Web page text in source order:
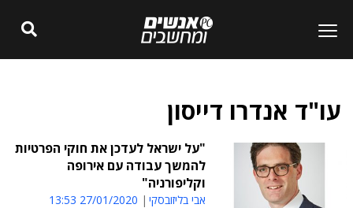
עו"ד אנדרו דייסון
"על ישראל לעדכן את חוקי הפרטיות
להמשך עבודה עם אירופה
וקליפורניה"
אבי בליזובסקי 27/01/2020 13:53